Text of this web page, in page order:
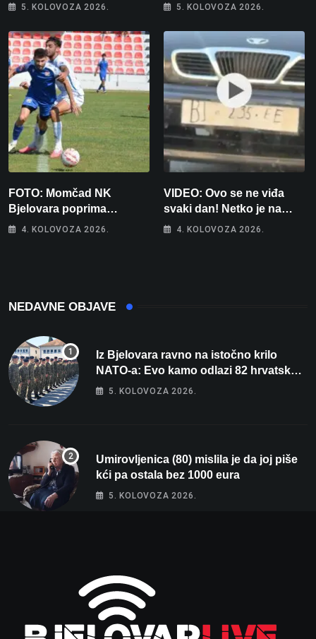
5. KOLOVOZA 2026. 5. KOLOVOZA 2026.
FOTO: Momčad NK
Bjelovara poprima
jesenski izgled
4. KOLOVOZA 2026.
VIDEO: Ovo se ne viđa
svaki dan! Netko je na
auto stavio – ručno
4. KOLOVOZA 2026.
NEDAVNE OBJAVE
Iz Bjelovara ravno na istočno krilo
NATO-a: Evo kamo odlazi 82 hrvatska
vojnika i 6 vojnikinja
5. KOLOVOZA 2026.
Umirovljenica (80) mislila je da joj piše
kći pa ostala bez 1000 eura
5. KOLOVOZA 2026.